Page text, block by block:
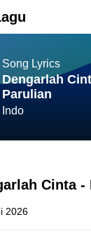
atau menutup
Song Lyrics
Dengarlah
Parulian
Indo
Cinta -
2026